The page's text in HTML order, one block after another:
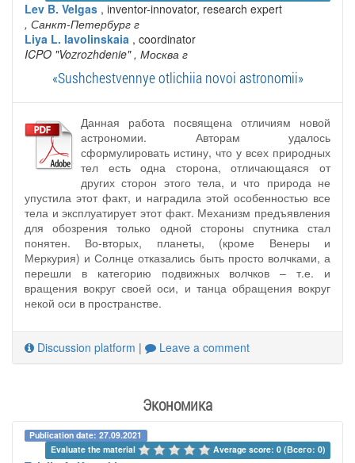
Lev B. Velgas , inventor-innovator, research expert
, Санкт-Петербург г
Liya L. Iavolinskaia , coordinator
ICPO "Vozrozhdenie" , Москва г
«Sushchestvennye otlichiia novoi astronomii»
Данная работа посвящена отличиям новой
астрономии. Авторам удалось
сформулировать истину, что у всех природных
тел есть одна сторона, отличающаяся от
других сторон этого тела, и что природа не
упустила этот факт, и наградила этой особенностью все
тела и эксплуатирует этот факт. Механизм предъявления
для обозрения только одной стороны спутника стал
понятен. Во-вторых, планеты, (кроме Венеры и
Меркурия) и Солнце отказались быть просто волчками, а
перешли в категорию подвижных волчков – т.е. и
вращения вокруг своей оси, и танца обращения вокруг
некой оси в пространстве.
Discussion platform | Leave a comment
Экономика
Publication date: 27.09.2021
Evaluate the material
Average score: 0 (Всего: 0)